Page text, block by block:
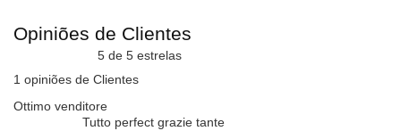
Opiniões de Clientes
5 de 5 estrelas
1 opiniões de Clientes
Ottimo venditore
Tutto perfect grazie tante